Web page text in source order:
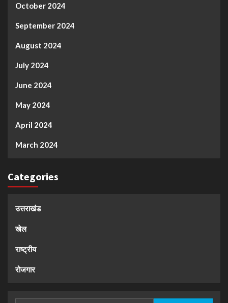
October 2024
September 2024
August 2024
July 2024
June 2024
May 2024
April 2024
March 2024
Categories
उत्तराखंड
खेल
राष्ट्रीय
रोजगार